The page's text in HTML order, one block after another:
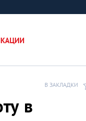
В ЗАКЛАДКИ
в